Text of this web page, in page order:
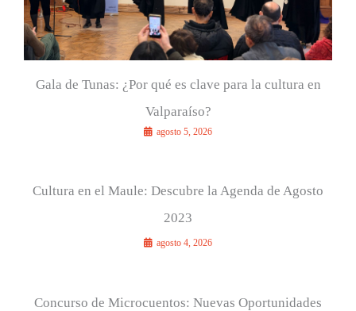
Gala de Tunas: ¿Por qué es clave para la cultura en
Valparaíso?
agosto 5, 2026
Cultura en el Maule: Descubre la Agenda de Agosto
2023
agosto 4, 2026
Concurso de Microcuentos: Nuevas Oportunidades